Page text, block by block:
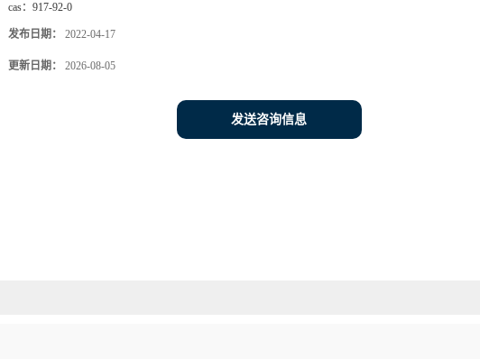
cas： 917-92-0
发布日期： 2022-04-17
更新日期： 2026-08-05
发送咨询信息